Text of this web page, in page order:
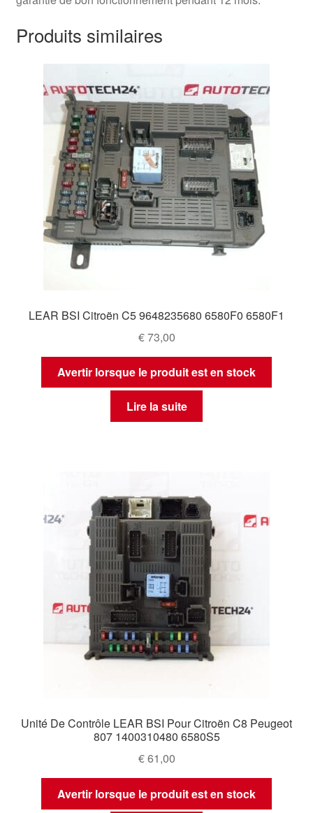
Produits similaires
LEAR BSI Citroën C5 9648235680 6580F0 6580F1
€73,00
Avertir lorsque le produit est en stock
Lire la suite
Unité De Contrôle LEAR BSI Pour Citroën C8 Peugeot
807 1400310480 6580S5
€61,00
Avertir lorsque le produit est en stock